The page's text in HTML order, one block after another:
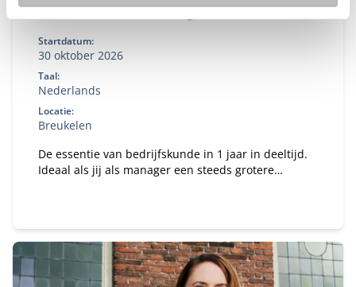
Foundations of Management
Startdatum:
30 oktober 2026
Taal:
Nederlands
Locatie:
Breukelen
De essentie van bedrijfskunde in 1 jaar in deeltijd.
Ideaal als jij als manager een steeds grotere